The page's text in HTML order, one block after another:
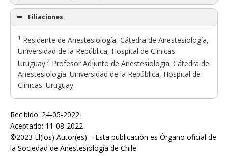
Filiaciones
1 Residente de Anestesiología, Cátedra de Anestesiología,
Universidad de la República, Hospital de Clínicas.
Uruguay.2 Profesor Adjunto de Anestesiología. Cátedra de
Anestesiología. Universidad de la República, Hospital de
Clínicas. Uruguay.
Recibido: 24-05-2022
Aceptado: 11-08-2022
©2023 El(los) Autor(es) – Esta publicación es Órgano oficial de
la Sociedad de Anestesiología de Chile